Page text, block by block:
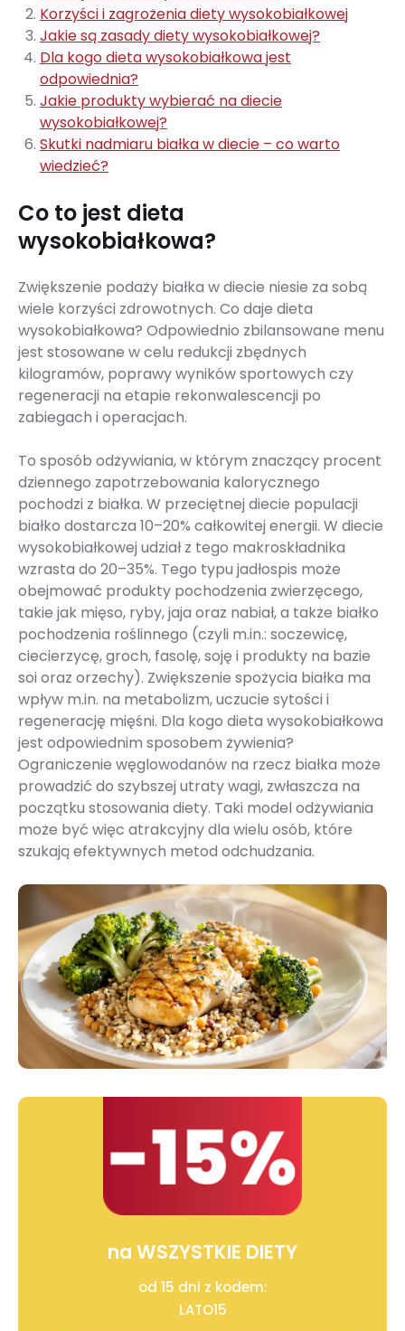
Korzyści i zagrożenia diety wysokobiałkowej
Jakie są zasady diety wysokobiałkowej?
Dla kogo dieta wysokobiałkowa jest
odpowiednia?
Jakie produkty wybierać na diecie
wysokobiałkowej?
Skutki nadmiaru białka w diecie – co warto
wiedzieć?
Co to jest dieta
wysokobiałkowa?
Zwiększenie podaży białka w diecie niesie za sobą
wiele korzyści zdrowotnych. Co daje dieta
wysokobiałkowa? Odpowiednio zbilansowane menu
jest stosowane w celu redukcji zbędnych
kilogramów, poprawy wyników sportowych czy
regeneracji na etapie rekonwalescencji po
zabiegach i operacjach.
To sposób odżywiania, w którym znaczący procent
dziennego zapotrzebowania kalorycznego
pochodzi z białka. W przeciętnej diecie populacji
białko dostarcza 10–20% całkowitej energii. W diecie
wysokobiałkowej udział z tego makroskładnika
wzrasta do 20–35%. Tego typu jadłospis może
obejmować produkty pochodzenia zwierzęcego,
takie jak mięso, ryby, jaja oraz nabiał, a także białko
pochodzenia roślinnego (czyli m.in.: soczewicę,
ciecierzycę, groch, fasolę, soję i produkty na bazie
soi oraz orzechy). Zwiększenie spożycia białka ma
wpływ m.in. na metabolizm, uczucie sytości i
regenerację mięśni. Dla kogo dieta wysokobiałkowa
jest odpowiednim sposobem żywienia?
Ograniczenie węglowodanów na rzecz białka może
prowadzić do szybszej utraty wagi, zwłaszcza na
początku stosowania diety. Taki model odżywiania
może być więc atrakcyjny dla wielu osób, które
szukają efektywnych metod odchudzania.
na WSZYSTKIE DIETY
od 15 dni z kodem:
LATO15